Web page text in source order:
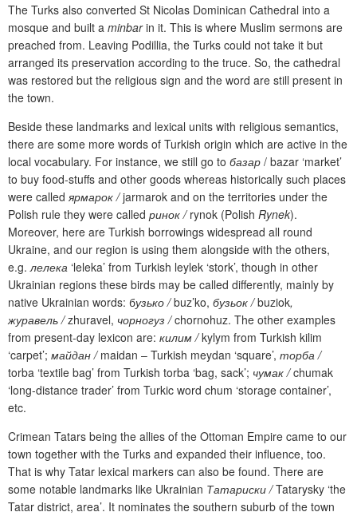
The Turks also converted St Nicolas Dominican Cathedral into a
mosque and built a minbarin it. This is where Muslim sermons are
preached from. Leaving Podillia, the Turks could not take it but
arranged its preservation according to the truce. So, the cathedral
was restored but the religious sign and the word are still present in
the town.
Beside these landmarks and lexical units with religious semantics,
there are some more words of Turkish origin which are active in the
local vocabulary. For instance, we still go to базар / bazar ‘market’
to buy food-stuffs and other goods whereas historically such places
were called ярмарок/ jarmarok and on the territories under the
Polish rule they were called ринок/ rynok (Polish Rynek).
Moreover, here are Turkish borrowings widespread all round
Ukraine, and our region is using them alongside with the others,
e.g. лелека ‘leleka’ from Turkish leylek ‘stork’, though in other
Ukrainian regions these birds may be called differently, mainly by
native Ukrainian words: бузько/buz’ko, бузьок/buziok,
журавель /zhuravel, чорногуз/chornohuz. The other examples
from present-day lexicon are: килим/kylym from Turkish kilim
‘carpet’; майдан/maidan – Turkish meydan ‘square’, торба/
torba ‘textile bag’ from Turkish torba ‘bag, sack’; чумак/chumak
‘long-distance trader’ from Turkic word chum ‘storage container’,
etc.
Crimean Tatars being the allies of the Ottoman Empire came to our
town together with the Turks and expanded their influence, too.
That is why Tatar lexical markers can also be found. There are
some notable landmarks like Ukrainian Татариски/ Tatarysky ‘the
Tatar district, area’. It nominates the southern suburb of the town